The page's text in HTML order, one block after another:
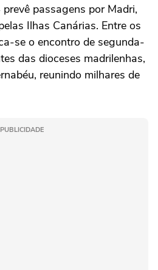
passagens por Madri,
Ilhas Canárias. Entre os
se o encontro de segunda-
das dioceses madrilenhas,
reunindo milhares de
PUBLICIDADE